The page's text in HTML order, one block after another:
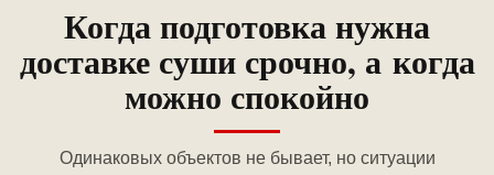
Когда подготовка нужна
доставке суши срочно, а когда
можно спокойно
Одинаковых объектов не бывает, но ситуации